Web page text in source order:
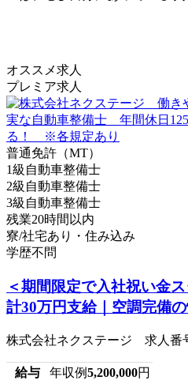
オススメ求人
プレミア求人
普通免許（MT）
1級自動車整備士
2級自動車整備士
3級自動車整備士
残業20時間以内
寮/社宅あり・住み込み
学歴不問
＜期間限定で入社祝い金
計30万円支給｜空調完備
株式会社ネクステージ 求人番
給与 年収例5,200,000円